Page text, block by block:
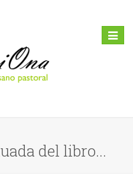
Toggle
del libro...